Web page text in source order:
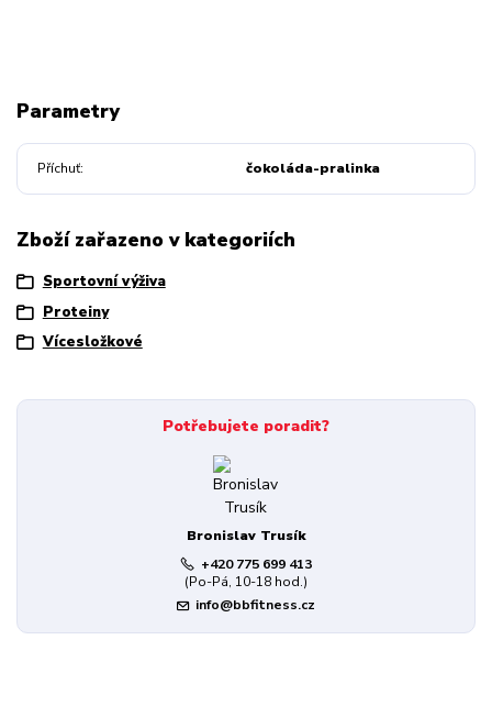
Parametry
Příchuť čokoláda-pralinka
Zboží zařazeno v kategoriích
Sportovní výživa
Proteiny
Vícesložkové
Potřebujete poradit?
Bronislav Trusík
+420 775 699 413
(Po-Pá, 10-18 hod.)
info@bbfitness.cz